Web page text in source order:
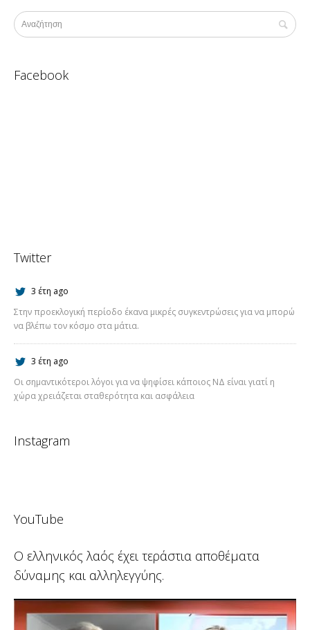
Facebook
Twitter
3 έτη ago
Στην προεκλογική περίοδο έκανα μικρές συγκεντρώσεις για να μπορώ
να βλέπω τον κόσμο στα μάτια.
3 έτη ago
Οι σημαντικότεροι λόγοι για να ψηφίσει κάποιος ΝΔ είναι γιατί η
χώρα χρειάζεται σταθερότητα και ασφάλεια
Instagram
YouTube
Ο ελληνικός λαός έχει τεράστια αποθέματα
δύναμης και αλληλεγγύης.